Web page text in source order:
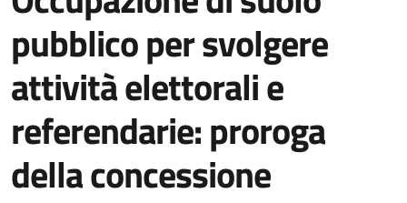
pubblico per svolgere
attività elettorali e
referendarie: proroga
della concessione